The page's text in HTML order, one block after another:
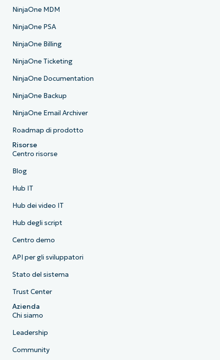
NinjaOne MDM
NinjaOne PSA
NinjaOne Billing
NinjaOne Ticketing
NinjaOne Documentation
NinjaOne Backup
NinjaOne Email Archiver
Roadmap di prodotto
Risorse
Centro risorse
Blog
Hub IT
Hub dei video IT
Hub degli script
Centro demo
API per gli sviluppatori
Stato del sistema
Trust Center
Azienda
Chi siamo
Leadership
Community